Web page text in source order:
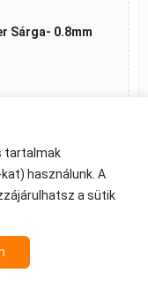
Sárga- 0.8mm
tartalmak
használunk. A
a sütik